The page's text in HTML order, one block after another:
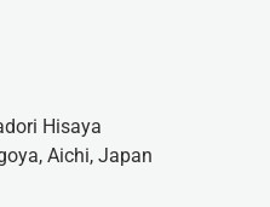
Hisaya
Aichi, Japan